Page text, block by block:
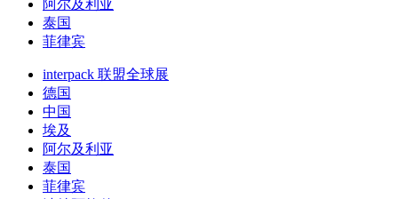
阿尔及利亚
泰国
菲律宾
interpack 联盟全球展
德国
中国
埃及
阿尔及利亚
泰国
菲律宾